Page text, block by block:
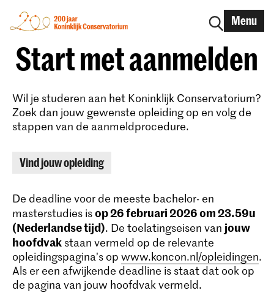
Menu
Start met aanmelden
Wil je studeren aan het Koninklijk Conservatorium?
Zoek dan jouw gewenste opleiding op en volg de
stappen van de aanmeldprocedure.
Vind jouw opleiding
De deadline voor de meeste bachelor- en
masterstudies isop 26 februari 2026 om 23.59u
(Nederlandse tijd). De toelatingseisen van jouw
hoofdvak staan vermeld op de relevante
opleidingspagina’s op www.koncon.nl/opleidingen.
Als er een afwijkende deadline is staat dat ook op
de pagina van jouw hoofdvak vermeld.